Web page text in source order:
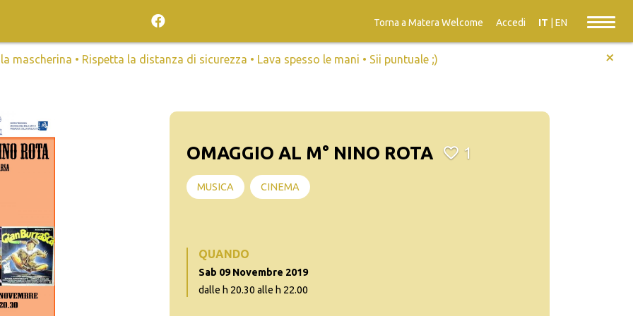
Torna a Matera Welcome Accedi IT EN
la mascherina • Rispetta la distanza di sicurezza • Lava spesso le mani • Sii puntuale ;) +
OMAGGIO AL M° NINO ROTA 1
MUSICA CINEMA
QUANDO
Sab 09 Novembre 2019
dalle h 20.30 alle h 22.00